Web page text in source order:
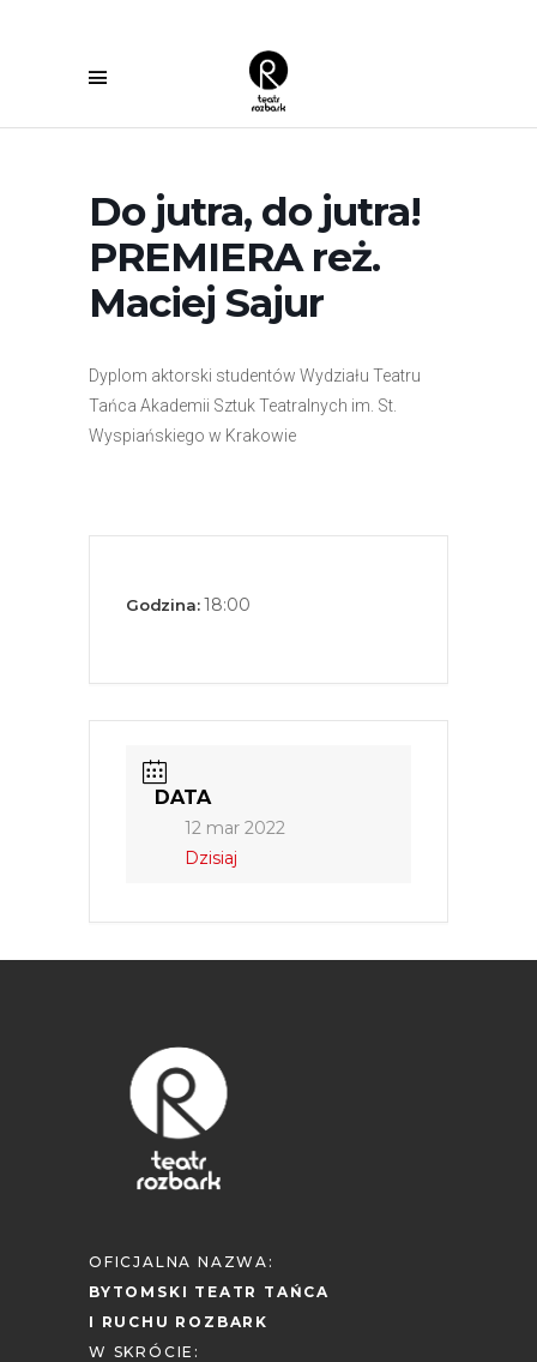
Do jutra, do jutra!
PREMIERA reż.
Maciej Sajur
Dyplom aktorski studentów Wydziału Teatru
Tańca Akademii Sztuk Teatralnych im. St.
Wyspiańskiego w Krakowie
Godzina:18:00
DATA
12 mar 2022
Dzisiaj
OFICJALNA NAZWA:
BYTOMSKI TEATR TAŃCA
I RUCHU ROZBARK
W SKRÓCIE: